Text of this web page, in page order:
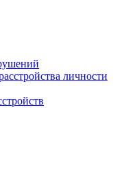
личности